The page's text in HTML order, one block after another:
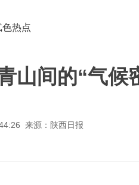
色热点
山间的“气候
来源：陕西日报